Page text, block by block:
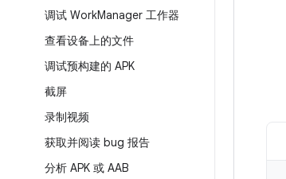
调试 WorkManager 工作器
查看设备上的文件
调试预构建的 APK
截屏
录制视频
获取并阅读 bug 报告
分析 APK 或 AAB